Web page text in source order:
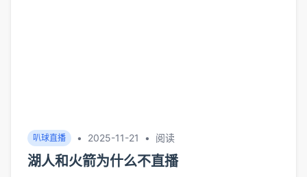
叭球直播 • 2025-11-21 • 阅读
湖人和火箭为什么不直播